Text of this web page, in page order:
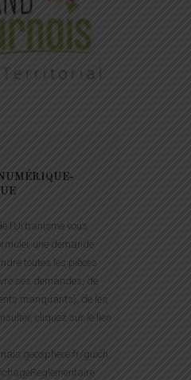
l’Urbanisme vous
une demande
toutes les pièces
ses demandes, de
manquants), de les
cliquez sur le lien
guich